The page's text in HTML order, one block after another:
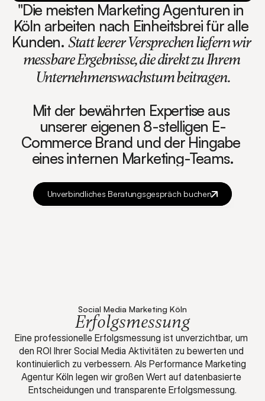
"Die meisten Marketing Agenturen in
Köln arbeiten nach Einheitsbrei für alle
Kunden. Statt leerer Versprechen liefern wir
messbare Ergebnisse, die direkt zu Ihrem
Unternehmenswachstum beitragen.
Mit der bewährten Expertise aus
unserer eigenen 8-stelligen E-
Commerce Brand und der Hingabe
eines internen Marketing-Teams.
Unverbindliches Beratungsgespräch buchen
Social Media Marketing Köln
Erfolgsmessung
Eine professionelle Erfolgsmessung ist unverzichtbar, um
den ROI Ihrer Social Media Aktivitäten zu bewerten und
kontinuierlich zu verbessern. Als Performance Marketing
Agentur Köln legen wir großen Wert auf datenbasierte
Entscheidungen und transparente Erfolgsmessung.